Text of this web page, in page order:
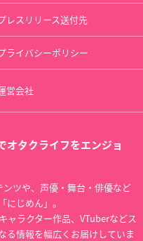
レスリリース送付先
ライバシーポリシー
営会社
オタクライフをエンジョ
ツや、声優・舞台・俳優など
じめん」。
ャラクター作品、VTuberなどス
る情報を幅広くお届けしていま